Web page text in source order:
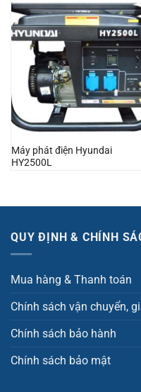
Máy phát điện Hyundai
HY2500L
QUY ĐỊNH & CHÍNH
Mua hàng & Thanh toán
Chính sách vận chuyển,
Chính sách bảo hành
Chính sách bảo mật